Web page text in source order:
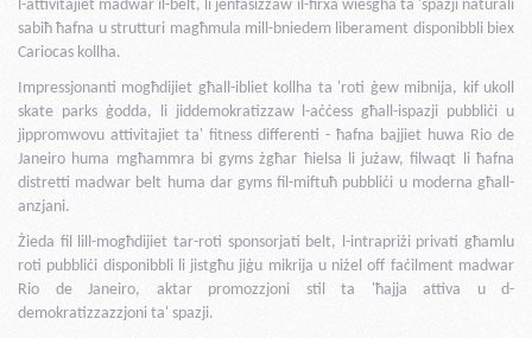
l-attivitajiet madwar il-belt, li jenfasizzaw il-firxa wiesgħa ta 'spazji naturali
sabiħ ħafna u strutturi magħmula mill-bniedem liberament disponibbli biex
Cariocas kollha.
Impressjonanti mogħdijiet għall-ibliet kollha ta 'roti ġew mibnija, kif ukoll
skate parks ġodda, li jiddemokratizzaw l-aċċess għall-ispazji pubbliċi u
jippromwovu attivitajiet ta' fitness differenti - ħafna bajjiet huwa Rio de
Janeiro huma mgħammra bi gyms żgħar ħielsa li jużaw, filwaqt li ħafna
distretti madwar belt huma dar gyms fil-miftuħ pubbliċi u moderna għall-
anzjani.
Żieda fil lill-mogħdijiet tar-roti sponsorjati belt, l-intrapriżi privati għamlu
roti pubbliċi disponibbli li jistgħu jiġu mikrija u niżel off faċilment madwar
Rio de Janeiro, aktar promozzjoni stil ta 'ħajja attiva u d-
demokratizzazzjoni ta' spazji.